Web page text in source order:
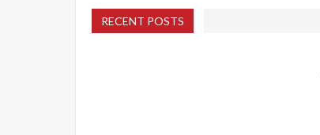
RECENT POSTS